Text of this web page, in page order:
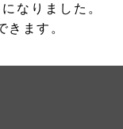
なりました。
きます。